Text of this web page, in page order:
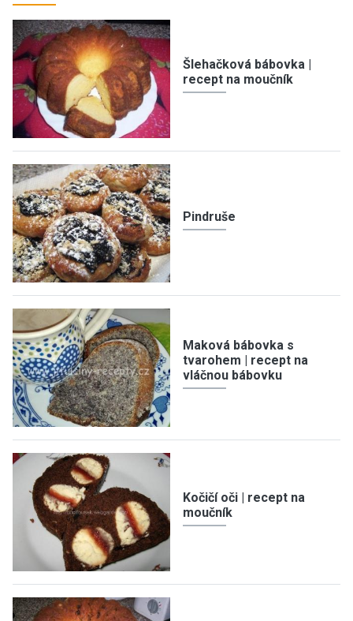
Šlehačková bábovka |
recept na moučník
Pindruše
Maková bábovka s
tvarohem | recept na
vláčnou bábovku
Kočičí oči | recept na
moučník